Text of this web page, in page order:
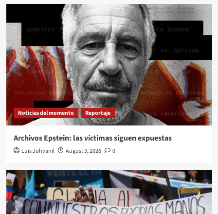
Noticias del momento Reportaje
Archivos Epstein: las víctimas siguen expuestas
Luis Johvanil August 3, 2026 0